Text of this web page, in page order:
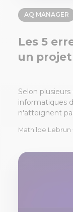
AQ MANAGER
Les 5
un projet
Selon
informatiques
n'atteignent
Mathilde Lebrun